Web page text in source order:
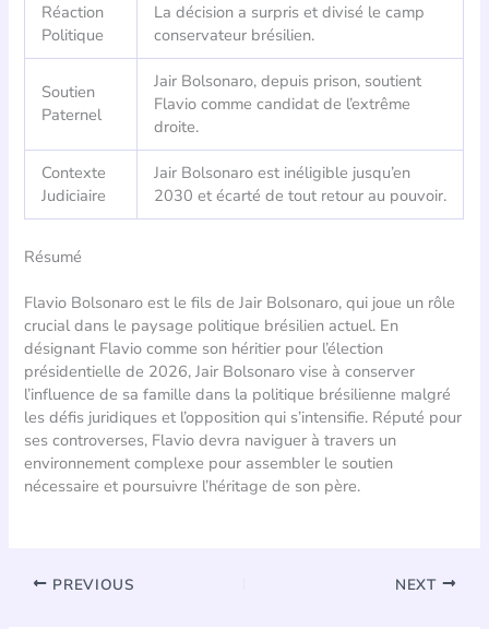
Réaction
Politique
La décision a surpris et divisé le camp
conservateur brésilien.
Soutien
Paternel
Jair Bolsonaro, depuis prison, soutient
Flavio comme candidat de l’extrême
droite.
Contexte
Judiciaire
Jair Bolsonaro est inéligible jusqu’en
2030 et écarté de tout retour au pouvoir.
Résumé
Flavio Bolsonaro est le fils de Jair Bolsonaro, qui joue un rôle
crucial dans le paysage politique brésilien actuel. En
désignant Flavio comme son héritier pour l’élection
présidentielle de 2026, Jair Bolsonaro vise à conserver
l’influence de sa famille dans la politique brésilienne malgré
les défis juridiques et l’opposition qui s’intensifie. Réputé pour
ses controverses, Flavio devra naviguer à travers un
environnement complexe pour assembler le soutien
nécessaire et poursuivre l’héritage de son père.
PREVIOUS NEXT